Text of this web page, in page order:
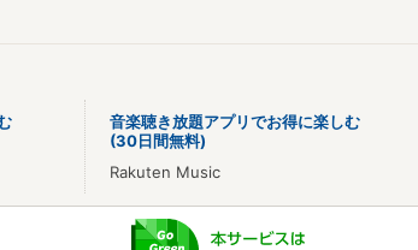
音楽聴き放題アプリでお得に楽しむ
(30日間無料)
Rakuten Music